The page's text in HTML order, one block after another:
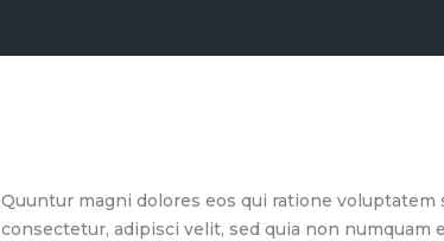
Quuntur magni dolores eos qui ratione
consectetur, adipisci velit, sed quia non